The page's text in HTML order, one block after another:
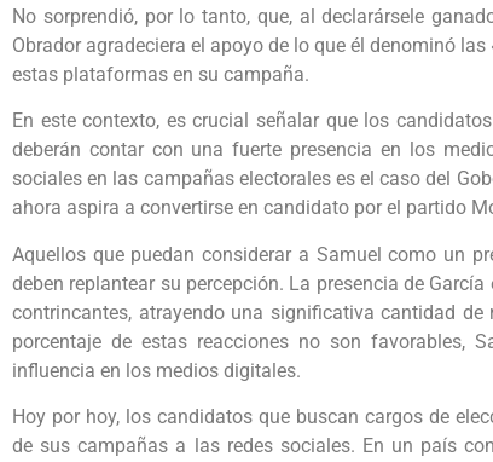
No sorprendió, por lo tanto, que, al declarársele
Obrador agradeciera el apoyo de lo que él denominó
estas plataformas en su campaña.
En este contexto, es crucial señalar que los
deberán contar con una fuerte presencia en los
sociales en las campañas electorales es el caso del
ahora aspira a convertirse en candidato por el partido
Aquellos que puedan considerar a Samuel como un
deben replantear su percepción. La presencia de
contrincantes, atrayendo una significativa cantidad
porcentaje de estas reacciones no son favorables,
influencia en los medios digitales.
Hoy por hoy, los candidatos que buscan cargos de
de sus campañas a las redes sociales. En un país